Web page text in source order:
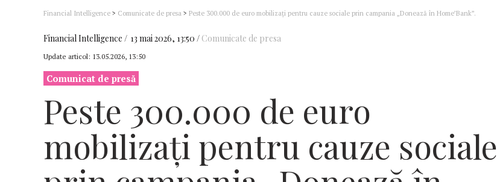
Financial Intelligence > Comunicate de presa > Peste 300.000 de euro mobilizați pentru cauze sociale prin campania „Donează în Home’Bank”.
Financial Intelligence 13 mai 2026, 13:50 Comunicate de presa
Update articol: 13.05.2026, 13:50
Comunicat de presă
Peste 300.000 de euro
mobilizați pentru cauze sociale